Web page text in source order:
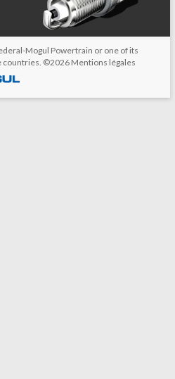
Mogul Powertrain or one of its
countries. ©2026 Mentions légales